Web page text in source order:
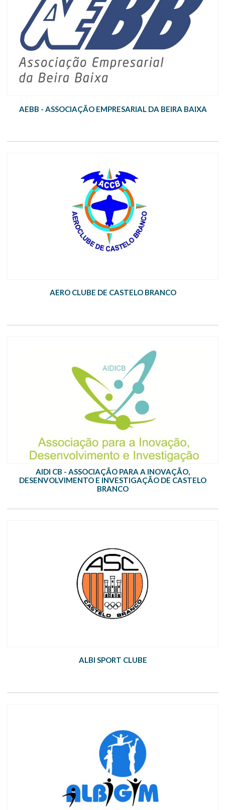
AEBB - ASSOCIAÇÃO EMPRESARIAL DA BEIRA BAIXA
AERO CLUBE DE CASTELO BRANCO
AIDI CB - ASSOCIAÇÃO PARA A INOVAÇÃO,
DESENVOLVIMENTO E INVESTIGAÇÃO DE CASTELO
BRANCO
ALBI SPORT CLUBE